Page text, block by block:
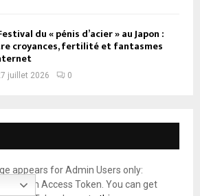
du « pénis d’acier » au Japon :
croyances, fertilité et fantasmes
juillet 2026 0
appears for Admin Users only:
Access Token. You can get